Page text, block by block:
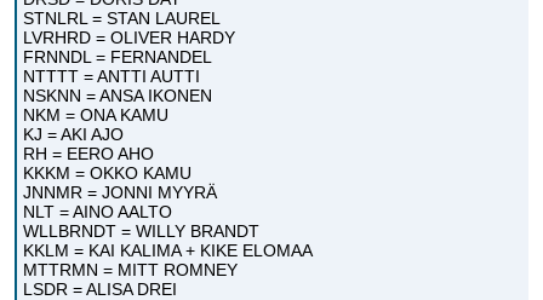
STNLRL = STAN LAUREL
LVRHRD = OLIVER HARDY
FRNNDL = FERNANDEL
NTTTT = ANTTI AUTTI
NSKNN = ANSA IKONEN
NKM = ONA KAMU
KJ = AKI AJO
RH = EERO AHO
KKKM = OKKO KAMU
JNNMR = JONNI MYYRÄ
NLT = AINO AALTO
WLLBRNDT = WILLY BRANDT
KKLM = KAI KALIMA + KIKE ELOMAA
MTTRMN = MITT ROMNEY
LSDR = ALISA DREI